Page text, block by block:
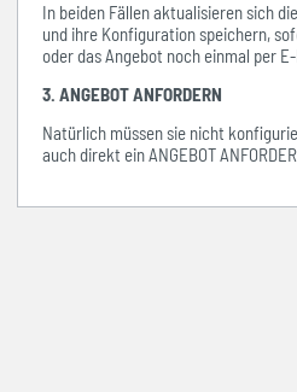
In beiden Fällen aktualisieren sich
und ihre Konfiguration speichern,
oder das Angebot noch einmal per
3. ANGEBOT ANFORDERN
Natürlich müssen sie nicht
auch direkt ein ANGEBOT